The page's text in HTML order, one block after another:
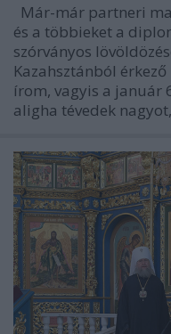
Már-már partneri
és a többieket a
szórványos
Kazahsztánból
írom, vagyis a január
aligha tévedek